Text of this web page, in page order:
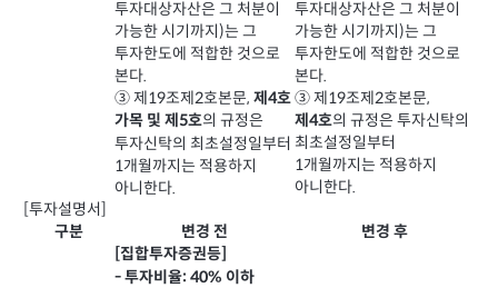
투자대상자산은 그 처분이
가능한 시기까지)는 그
투자한도에 적합한 것으로
본다.
③ 제19조제2호본문, 제4호
가목 및 제5호의 규정은
투자신탁의 최초설정일부터
1개월까지는 적용하지
아니한다.
투자대상자산은 그 처분이
가능한 시기까지)는 그
투자한도에 적합한 것으로
본다.
③ 제19조제2호본문,
제4호의 규정은 투자신탁의
최초설정일부터
1개월까지는 적용하지
아니한다.
[투자설명서]
구분
변경 전 변경 후
[집합투자증권등]
- 투자비율: 40% 이하